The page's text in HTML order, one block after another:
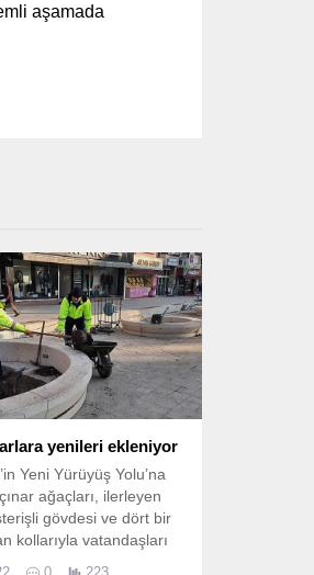
aşamada
yenileri ekleniyor
Yeni Yürüyüş Yolu’na
ağaçları, ilerleyen
gövdesi ve dört bir
kollarıyla vatandaşları